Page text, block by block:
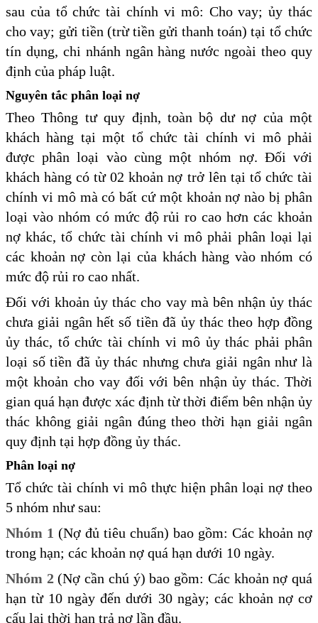
sau của tổ chức tài chính vi mô: Cho vay; ủy thác
cho vay; gửi tiền (trừ tiền gửi thanh toán) tại tổ chức
tín dụng, chi nhánh ngân hàng nước ngoài theo quy
định của pháp luật.
Nguyên tắc phân loại nợ
Theo Thông tư quy định, toàn bộ dư nợ của một
khách hàng tại một tổ chức tài chính vi mô phải
được phân loại vào cùng một nhóm nợ. Đối với
khách hàng có từ 02 khoản nợ trở lên tại tổ chức tài
chính vi mô mà có bất cứ một khoản nợ nào bị phân
loại vào nhóm có mức độ rủi ro cao hơn các khoản
nợ khác, tổ chức tài chính vi mô phải phân loại lại
các khoản nợ còn lại của khách hàng vào nhóm có
mức độ rủi ro cao nhất.
Đối với khoản ủy thác cho vay mà bên nhận ủy thác
chưa giải ngân hết số tiền đã ủy thác theo hợp đồng
ủy thác, tổ chức tài chính vi mô ủy thác phải phân
loại số tiền đã ủy thác nhưng chưa giải ngân như là
một khoản cho vay đối với bên nhận ủy thác. Thời
gian quá hạn được xác định từ thời điểm bên nhận ủy
thác không giải ngân đúng theo thời hạn giải ngân
quy định tại hợp đồng ủy thác.
Phân loại nợ
Tổ chức tài chính vi mô thực hiện phân loại nợ theo
5 nhóm như sau:
Nhóm 1 (Nợ đủ tiêu chuẩn) bao gồm: Các khoản nợ
trong hạn; các khoản nợ quá hạn dưới 10 ngày.
Nhóm 2(Nợ cần chú ý) bao gồm: Các khoản nợ quá
hạn từ 10 ngày đến dưới 30 ngày; các khoản nợ cơ
cấu lại thời hạn trả nợ lần đầu.